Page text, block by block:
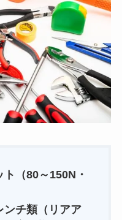
ト（80～150N・
ンチ類（リアア